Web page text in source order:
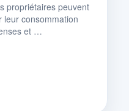
propriétaires peuvent
leur consommation
et …